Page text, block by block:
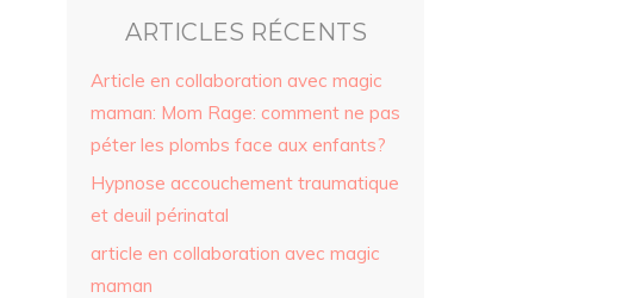
ARTICLES RÉCENTS
Article en collaboration avec magic
maman: Mom Rage: comment ne pas
péter les plombs face aux enfants?
Hypnose accouchement traumatique
et deuil périnatal
article en collaboration avec magic
maman